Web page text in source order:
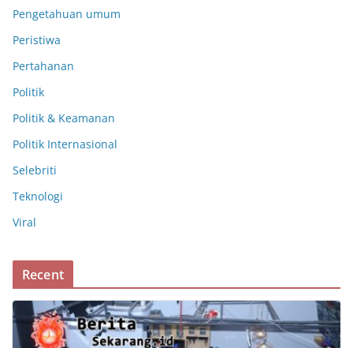
Pengetahuan umum
Peristiwa
Pertahanan
Politik
Politik & Keamanan
Politik Internasional
Selebriti
Teknologi
Viral
Recent